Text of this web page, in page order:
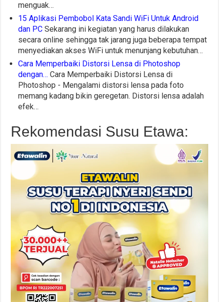
menguak…
15 Aplikasi Pembobol Kata Sandi WiFi Untuk Android
dan PC Sekarang ini kegiatan yang harus dilakukan
secara online sehingga tak jarang juga beberapa tempat
menyediakan akses WiFi untuk menunjang kebutuhan…
Cara Memperbaiki Distorsi Lensa di Photoshop
dengan… Cara Memperbaiki Distorsi Lensa di
Photoshop - Mengalami distorsi lensa pada foto
memang kadang bikin geregetan. Distorsi lensa adalah
efek…
Rekomendasi Susu Etawa: